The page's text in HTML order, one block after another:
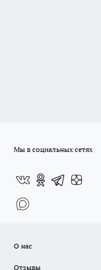
Мы в социальных сетях
О нас
Отзывы